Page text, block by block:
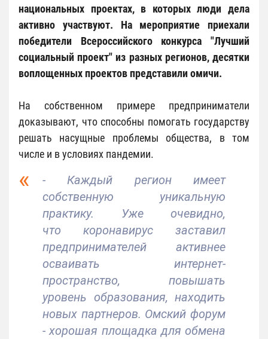
национальных проектах, в которых люди дела
активно участвуют. На мероприятие приехали
победители Всероссийского конкурса "Лучший
социальный проект" из разных регионов, десятки
воплощенных проектов представили омичи.
На собственном примере предприниматели
доказывают, что способны помогать государству
решать насущные проблемы общества, в том
числе и в условиях пандемии.
- Каждый регион имеет
собственную уникальную
практику. Уже очевидно,
что коронавирус заставил
предпринимателей активнее
осваивать интернет-
пространство, повышать
уровень образования, находить
новых партнеров. Омский форум
- хорошая площадка для обмена